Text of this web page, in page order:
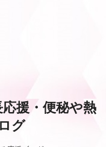
援・便秘や熱
グ